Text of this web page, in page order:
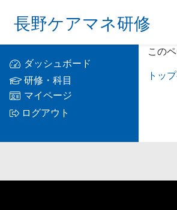
長野ケアマネ研修
ダッシュボード
研修・科目
マイページ
ログアウト
この
トッ